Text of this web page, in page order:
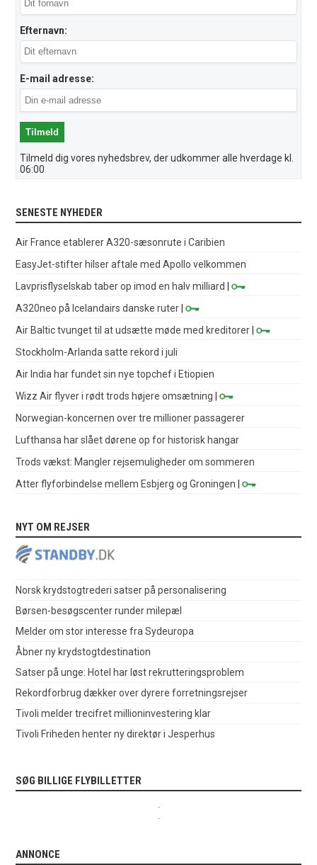
Efternavn:
E-mail adresse:
Tilmeld dig vores nyhedsbrev, der udkommer alle hverdage kl.
06:00
SENESTE NYHEDER
Air France etablerer A320-sæsonrute i Caribien
EasyJet-stifter hilser aftale med Apollo velkommen
Lavprisflyselskab taber op imod en halv milliard
|
A320neo på Icelandairs danske ruter |
Air Baltic tvunget til at udsætte møde med kreditorer |
Stockholm-Arlanda satte rekord i juli
Air India har fundet sin nye topchef i Etiopien
Wizz Air flyver i rødt trods højere omsætning |
Norwegian-koncernen over tre millioner passagerer
Lufthansa har slået dørene op for historisk hangar
Trods vækst: Mangler rejsemuligheder om sommeren
Atter flyforbindelse mellem Esbjerg og Groningen |
NYT OM REJSER
Norsk krydstogtrederi satser på personalisering
Børsen-besøgscenter runder milepæl
Melder om stor interesse fra Sydeuropa
Åbner ny krydstogtdestination
Satser på unge: Hotel har løst rekrutteringsproblem
Rekordforbrug dækker over dyrere forretningsrejser
Tivoli melder trecifret millioninvestering klar
Tivoli Friheden henter ny direktør i Jesperhus
SØG BILLIGE FLYBILLETTER
ANNONCE